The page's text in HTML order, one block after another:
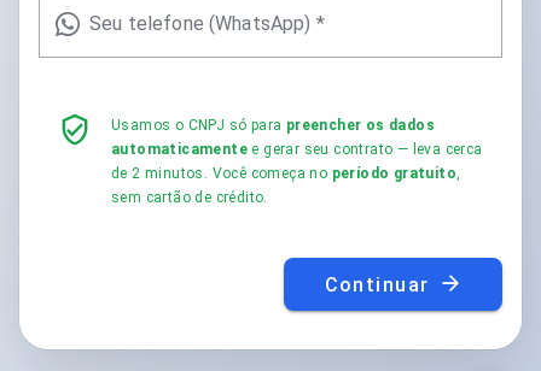
Seu telefone (WhatsApp) *
Usamos o CNPJ só para preencher os dados
automaticamente e gerar seu contrato — leva cerca
de 2 minutos. Você começa no período gratuito,
sem cartão de crédito.
Continuar